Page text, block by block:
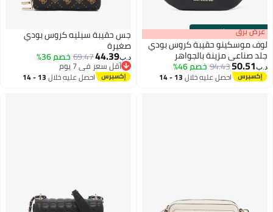
00m:00s
·باقي 100% عرض برق
لوف موسكينو حقيبة كروس بودي
جلد صناعي مزينة بالجواهر
د.ب‏50.51
94.43خصم 46%
احصل عليه خلال 13 - 14
جس حقيبة سيليه كروس بودي
صغيرة
د.ب‏44.39
69.47خصم 36%
أقل سعر في 7 يوم
أقل سعر في 7 يوماحصل عليه خلال 13 - 14